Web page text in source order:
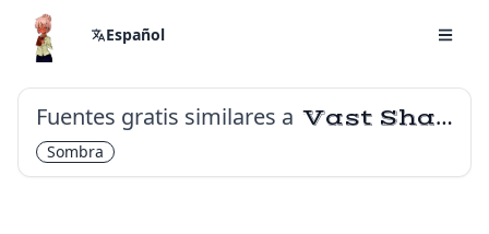
Español
Fuentes gratis similares a Vast Shadow
Sombra